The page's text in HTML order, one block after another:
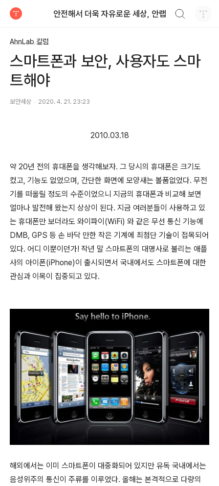
안전해서 더욱 자유로운 세상, 안랩
AhnLab 칼럼
스마트폰과 보안, 사용자도 스마
트해야
보안세상 2020. 4. 21. 23:23
2010.03.18
약 20년 전의 휴대폰을 생각해보자. 그 당시의 휴대폰은 크기도
컸고, 기능도 없었으며, 간단한 화면에 모양새는 볼품없었다. 무전
기를 떠올릴 정도의 수준이었으니 지금의 휴대폰과 비교해 보면
얼마나 발전해 왔는지 상상이 된다. 지금 여러분들이 사용하고 있
는 휴대폰만 보더라도 와이파이(WiFi) 와 같은 무선 통신 기능에
DMB, GPS 등 손 바닥 만한 작은 기계에 최첨단 기술이 접목되어
있다. 어디 이뿐이던가! 작년 말 스마트폰의 대명사로 불리는 애플
사의 아이폰(iPhone)이 출시되면서 국내에서도 스마트폰에 대한
관심과 이목이 집중되고 있다.
해외에서는 이미 스마트폰이 대중화되어 있지만 유독 국내에서는
음성위주의 통신이 주류를 이루었다. 올해는 본격적으로 다량의